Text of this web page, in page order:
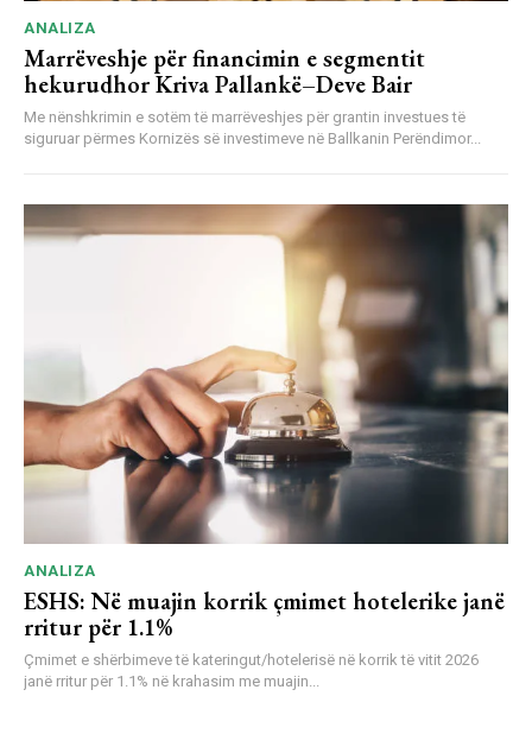
ANALIZA
Marrëveshje për financimin e segmentit
hekurudhor Kriva Pallankë–Deve Bair
Me nënshkrimin e sotëm të marrëveshjes për grantin investues të
siguruar përmes Kornizës së investimeve në Ballkanin Perëndimor...
ANALIZA
ESHS: Në muajin korrik çmimet hotelerike janë
rritur për 1.1%
Çmimet e shërbimeve të kateringut/hotelerisë në korrik të vitit 2026
janë rritur për 1.1% në krahasim me muajin...